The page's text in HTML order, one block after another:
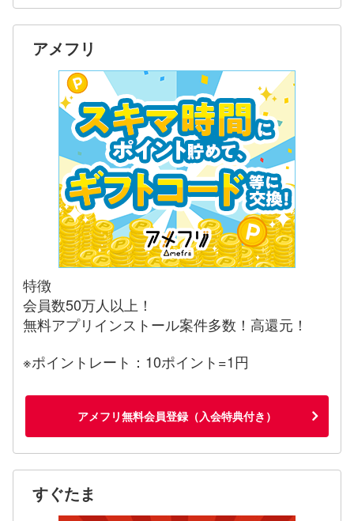
アメフリ
特徴
会員数50万人以上！
無料アプリインストール案件多数！高還元！
※ポイントレート：10ポイント=1円
アメフリ無料会員登録（入会特典付き）
すぐたま